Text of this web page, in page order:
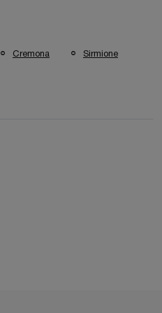
Cremona Sirmione